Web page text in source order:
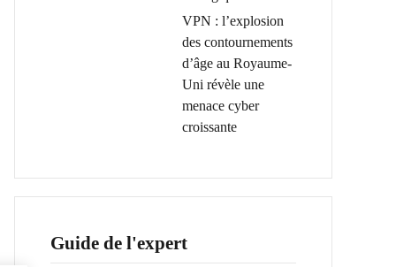
VPN : l’explosion
des contournements
d’âge au Royaume-
Uni révèle une
menace cyber
croissante
Guide de l'expert